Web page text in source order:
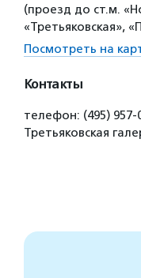
(проезд до ст.м.
«Третьяковская»,
Посмотреть на
Контакты
телефон: (495) 957-
Третьяковская